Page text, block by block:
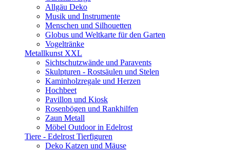
Allgäu Deko
Musik und Instrumente
Menschen und Silhouetten
Globus und Weltkarte für den Garten
Vogeltränke
Metallkunst XXL
Sichtschutzwände und Paravents
Skulpturen - Rostsäulen und Stelen
Kaminholzregale und Herzen
Hochbeet
Pavillon und Kiosk
Rosenbögen und Rankhilfen
Zaun Metall
Möbel Outdoor in Edelrost
Tiere - Edelrost Tierfiguren
Deko Katzen und Mäuse